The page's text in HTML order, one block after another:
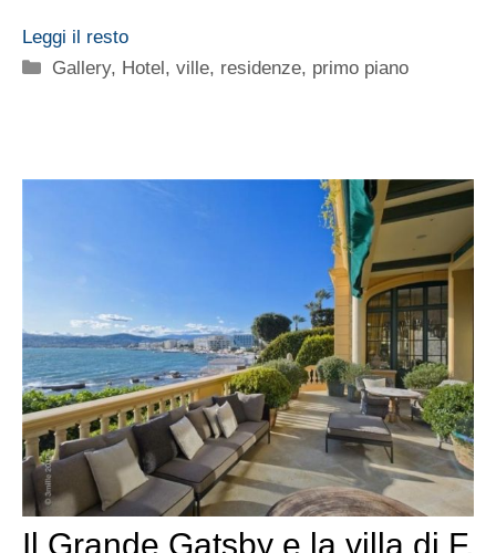
Leggi il resto
Categorie
Gallery, Hotel, ville, residenze, primo piano
Il Grande Gatsby e la villa di F.